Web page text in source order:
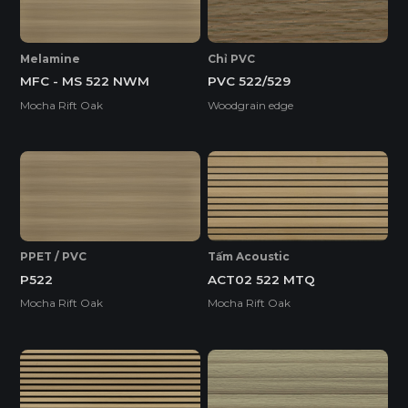
Ván WPB Phủ Laminate
Melamine
MFC - MS 522 NWM
Mocha Rift Oak
Chỉ PVC
PVC 522/529
Woodgrain edge
PPET / PVC
P522
Mocha Rift Oak
Tấm Acoustic
ACT02 522 MTQ
Mocha Rift Oak